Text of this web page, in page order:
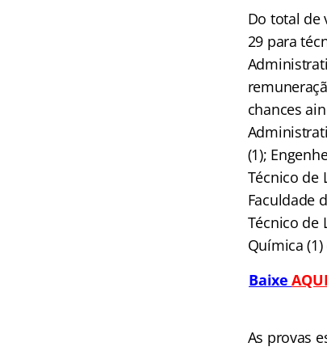
Do total de
29 para
chances
(1);
Técnico de
Faculdade
Técnico de
Química
BaixeAQUI
As provas